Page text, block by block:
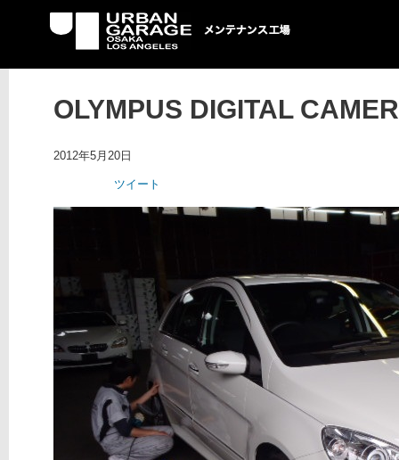
UG メンテナンス工場
OLYMPUS DIGITAL
2012年5月20日
ツイート